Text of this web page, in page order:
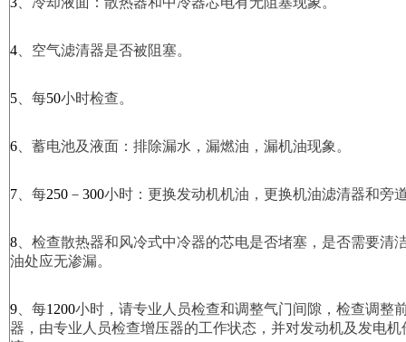
4 、空气滤清器是否被阻塞。
5 、每50小时检查。
6 、蓄电池及液面：排除漏水，漏燃油，漏机油现象。
7 、每250 － 300小时：更换发动机机油，更换机油滤清器和旁
8 、检查散热器和风冷式中冷器的芯电是否堵塞，是否需要
油处应无渗漏。
9 、每1200小时，请专业人员检查和调整气门间隙，检查调整
器，由专业人员检查增压器的工作状态，并对发动机及发电